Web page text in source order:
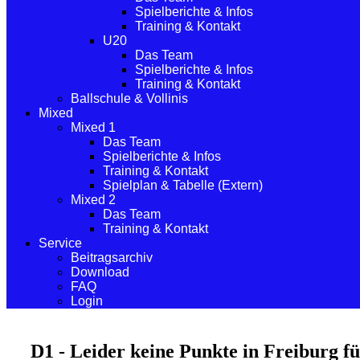
Spielberichte & Infos
Training & Kontakt
U20
Das Team
Spielberichte & Infos
Training & Kontakt
Ballschule & Vollinis
Mixed
Mixed 1
Das Team
Spielberichte & Infos
Training & Kontakt
Spielplan & Tabelle (Extern)
Mixed 2
Das Team
Training & Kontakt
Service
Beitragsarchiv
Download
FAQ
Login
D1 - Leider keine Punkte in Freiburg